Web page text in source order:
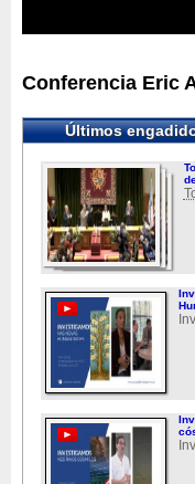
Conferencia Eric
Últimos